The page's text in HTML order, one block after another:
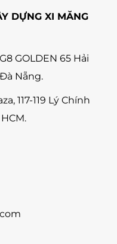
DỰNG XI MĂNG
GOLDEN 65 Hải
Nẵng.
117-119 Lý Chính
HCM.